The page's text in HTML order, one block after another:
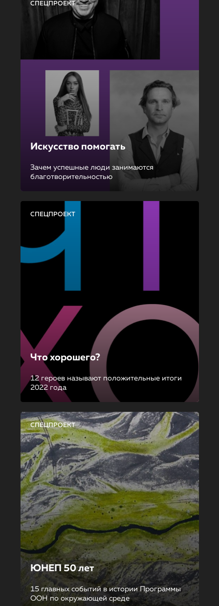
СПЕЦПРОЕКТ
Искусство помогать
Зачем успешные люди занимаются
благотворительностью
СПЕЦПРОЕКТ
Что хорошего?
12 героев называют положительные итоги
2022 года
СПЕЦПРОЕКТ
ЮНЕП 50 лет
15 главных событий в истории Программы
ООН по окружающей среде